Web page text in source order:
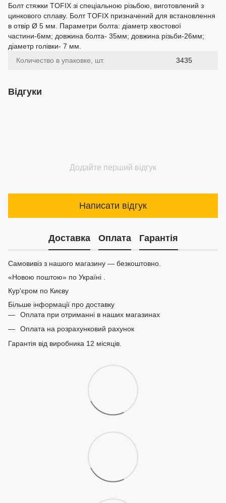
Болт стяжки TOFIX зі спеціальною різьбою, виготовлений з
цинкового сплаву. Болт TOFIX призначений для встановлення
в отвір Ø 5 мм. Параметри болта: діаметр хвостової
частини-6мм; довжина болта- 35мм; довжина різьби-26мм;
діаметр голівки- 7 мм.
Количество в упаковке, шт.
3435
Відгуки
Додайте перший відгук
Написати відгук
Доставка Оплата Гарантія
Самовивіз з нашого магазину — безкоштовно.
«Новою поштою» по Україні .
Кур'єром по Києву
Більше інформації про доставку
Оплата при отриманні в наших магазинах
Оплата на розрахунковий рахунок
Гарантія від виробника 12 місяців.